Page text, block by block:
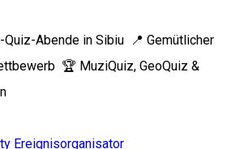
Abende in Sibiu 📍 Gemütlicher
🏆 MuziQuiz, GeoQuiz &
Ereignisorganisator